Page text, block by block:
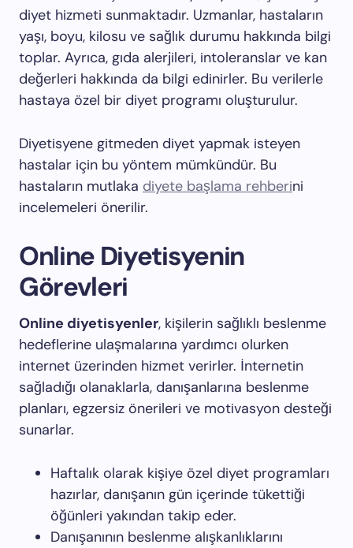
diyet hizmeti sunmaktadır. Uzmanlar, hastaların
yaşı, boyu, kilosu ve sağlık durumu hakkında bilgi
toplar. Ayrıca, gıda alerjileri, intoleranslar ve kan
değerleri hakkında da bilgi edinirler. Bu verilerle
hastaya özel bir diyet programı oluşturulur.
Diyetisyene gitmeden diyet yapmak isteyen
hastalar için bu yöntem mümkündür. Bu
hastaların mutlaka diyete başlama rehberini
incelemeleri önerilir.
Online Diyetisyenin
Görevleri
Online diyetisyenler, kişilerin sağlıklı beslenme
hedeflerine ulaşmalarına yardımcı olurken
internet üzerinden hizmet verirler. İnternetin
sağladığı olanaklarla, danışanlarına beslenme
planları, egzersiz önerileri ve motivasyon desteği
sunarlar.
Haftalık olarak kişiye özel diyet programları
hazırlar, danışanın gün içerinde tükettiği
öğünleri yakından takip eder.
Danışanının beslenme alışkanlıklarını